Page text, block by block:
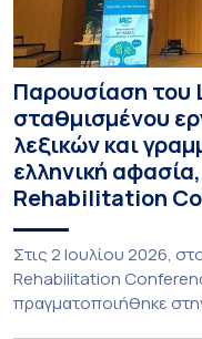
Παρουσίαση του
σταθμισμένου
λεξικών και
ελληνική
Rehabilitation
Στις 2 Ιουλίου 2026,
Rehabilitation
πραγματοποιήθηκε